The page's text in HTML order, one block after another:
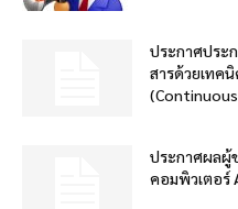
ประกาศประ
สารด้วยเทค
ประกาศผลผู้
คอมพิวเตอร์